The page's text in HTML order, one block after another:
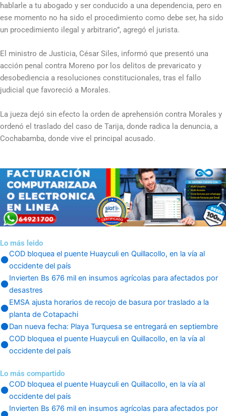
hablarle a tu abogado y ser conducido a una dependencia, pero en
ese momento no ha sido el procedimiento como debe ser, ha sido
un procedimiento ilegal y arbitrario”, agregó el jurista.
El ministro de Justicia, César Siles, informó que presentó una
acción penal contra Moreno por los delitos de prevaricato y
desobediencia a resoluciones constitucionales, tras el fallo
judicial que favoreció a Morales.
La jueza dejó sin efecto la orden de aprehensión contra Morales y
ordenó el traslado del caso de Tarija, donde radica la denuncia, a
Cochabamba, donde vive el principal acusado.
Lo más leido
COD bloquea el puente Huayculi en Quillacollo, en la vía al
occidente del país
Invierten Bs 676 mil en insumos agrícolas para afectados por
desastres
EMSA ajusta horarios de recojo de basura por traslado a la
planta de Cotapachi
Dan nueva fecha: Playa Turquesa se entregará en septiembre
COD bloquea el puente Huayculi en Quillacollo, en la vía al
occidente del país
Lo más compartido
COD bloquea el puente Huayculi en Quillacollo, en la vía al
occidente del país
Invierten Bs 676 mil en insumos agrícolas para afectados por